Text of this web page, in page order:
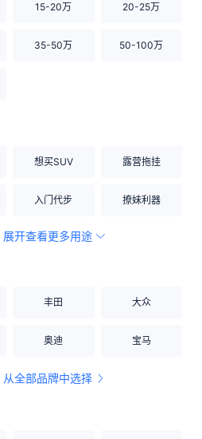
15-20万 20-25万
35-50万 50-100万
想买SUV 露营拖挂
入门代步 撩妹利器
空间宽敞
展开查看更多用途
丰田 大众
奥迪 宝马
从全部品牌中选择